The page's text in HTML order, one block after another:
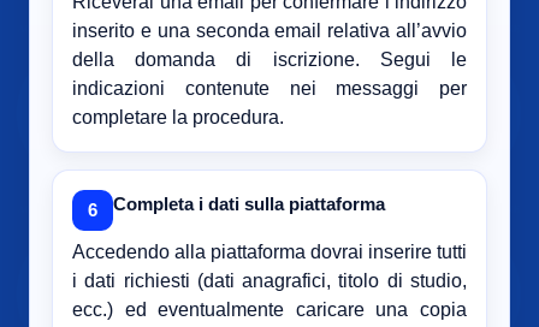
inserito e una seconda email relativa all’avvio
della domanda di iscrizione. Segui le
indicazioni contenute nei messaggi per
completare la procedura.
6 Completa i dati sulla piattaforma
Accedendo alla piattaforma dovrai inserire tutti
i dati richiesti (dati anagrafici, titolo di studio,
ecc.) ed eventualmente caricare una copia